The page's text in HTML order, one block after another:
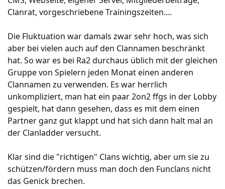
Clanrat, vorgeschriebene Trainingszeiten....
Die Fluktuation war damals zwar sehr hoch, was sich
aber bei vielen auch auf den Clannamen beschränkt
hat. So war es bei Ra2 durchaus üblich mit der gleichen
Gruppe von Spielern jeden Monat einen anderen
Clannamen zu verwenden. Es war herrlich
unkompliziert, man hat ein paar 2on2 ffgs in der Lobby
gespielt, hat dann gesehen, dass es mit dem einen
Partner ganz gut klappt und hat sich dann halt mal an
der Clanladder versucht.
Klar sind die "richtigen" Clans wichtig, aber um sie zu
schützen/fördern muss man doch den Funclans nicht
das Genick brechen.